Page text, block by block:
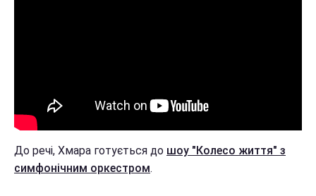
До речі, Хмара готується до шоу "Колесо життя" з
симфонічним оркестром.